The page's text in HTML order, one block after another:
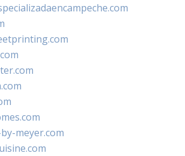
meyer.com